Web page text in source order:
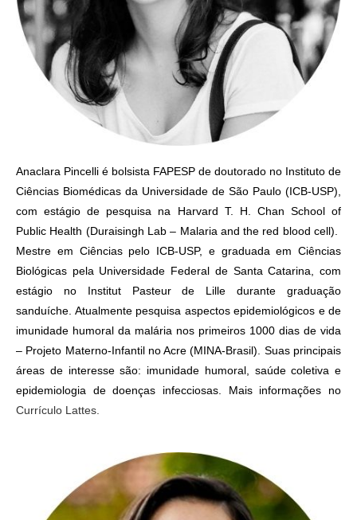
Anaclara Pincelli é bolsista FAPESP de doutorado no Instituto de
Ciências Biomédicas da Universidade de São Paulo (ICB-USP),
com estágio de pesquisa na Harvard T. H. Chan School of
Public Health (Duraisingh Lab – Malaria and the red blood cell).
Mestre em Ciências pelo ICB-USP, e graduada em Ciências
Biológicas pela Universidade Federal de Santa Catarina, com
estágio no Institut Pasteur de Lille durante graduação
sanduíche. Atualmente pesquisa aspectos epidemiológicos e de
imunidade humoral da malária nos primeiros 1000 dias de vida
– Projeto Materno-Infantil no Acre (MINA-Brasil). Suas principais
áreas de interesse são: imunidade humoral, saúde coletiva e
epidemiologia de doenças infecciosas. Mais informações no
Currículo Lattes.